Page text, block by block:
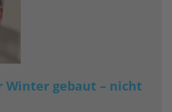
Winter gebaut – nicht